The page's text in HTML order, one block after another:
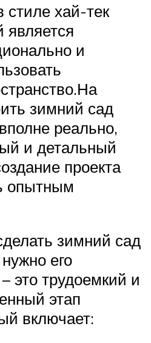
хай-тек
является
и
зимний сад
реально,
и детальный
проекта
опытным
зимний сад
его
это трудоемкий и
этап
включает: